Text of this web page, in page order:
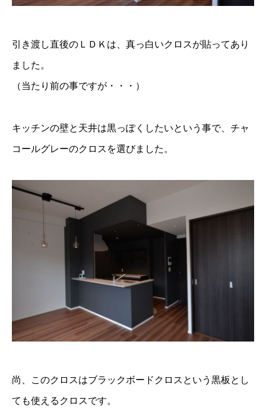
引き渡し直後のＬＤＫは、真っ白いクロスが貼ってあり
ました。
（当たり前の事ですが・・・）
キッチンの壁と天井は黒っぽくしたいという事で、チャ
コールグレーのクロスを選びました。
尚、このクロスはブラックボードクロスという黒板とし
ても使えるクロスです。